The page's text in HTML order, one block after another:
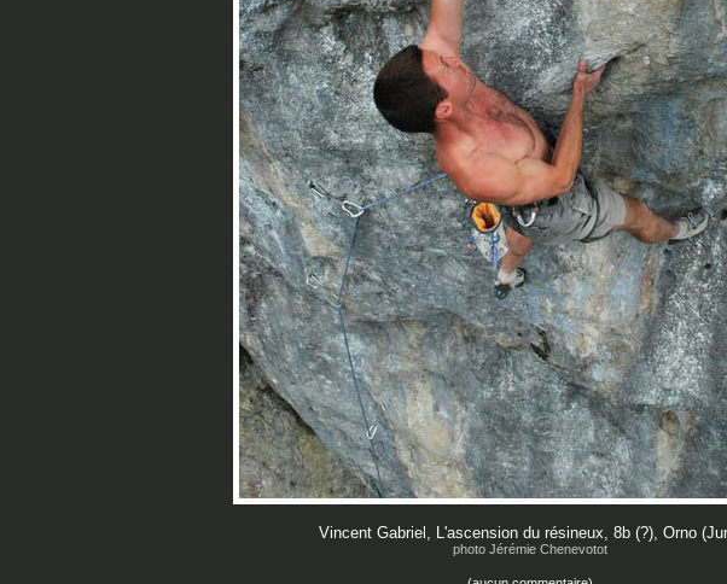
Vincent Gabriel, L'ascension du résineux, 8b (?), Orno
photo Jérémie Chenevotot